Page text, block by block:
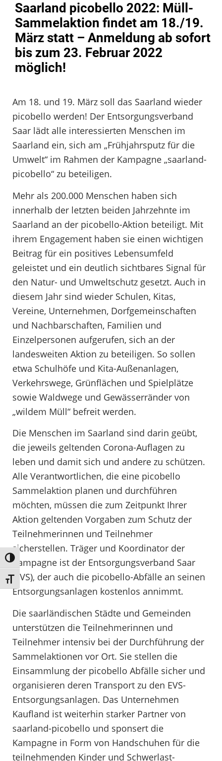
Umschalten auf hohe Kontraste
Schrift vergrößern
Saarland picobello 2022: Müll-
Sammelaktion findet am 18./19.
März statt – Anmeldung ab sofort
bis zum 23. Februar 2022
möglich!
Am 18. und 19. März soll das Saarland wieder
picobello werden! Der Entsorgungsverband
Saar lädt alle interessierten Menschen im
Saarland ein, sich am „Frühjahrsputz für die
Umwelt“ im Rahmen der Kampagne „saarland-
picobello“ zu beteiligen.
Mehr als 200.000 Menschen haben sich
innerhalb der letzten beiden Jahrzehnte im
Saarland an der picobello-Aktion beteiligt. Mit
ihrem Engagement haben sie einen wichtigen
Beitrag für ein positives Lebensumfeld
geleistet und ein deutlich sichtbares Signal für
den Natur- und Umweltschutz gesetzt. Auch in
diesem Jahr sind wieder Schulen, Kitas,
Vereine, Unternehmen, Dorfgemeinschaften
und Nachbarschaften, Familien und
Einzelpersonen aufgerufen, sich an der
landesweiten Aktion zu beteiligen. So sollen
etwa Schulhöfe und Kita-Außenanlagen,
Verkehrswege, Grünflächen und Spielplätze
sowie Waldwege und Gewässerränder von
„wildem Müll“ befreit werden.
Die Menschen im Saarland sind darin geübt,
die jeweils geltenden Corona-Auflagen zu
leben und damit sich und andere zu schützen.
Alle Verantwortlichen, die eine picobello
Sammelaktion planen und durchführen
möchten, müssen die zum Zeitpunkt Ihrer
Aktion geltenden Vorgaben zum Schutz der
Teilnehmerinnen und Teilnehmer
sicherstellen. Träger und Koordinator der
Kampagne ist der Entsorgungsverband Saar
(EVS), der auch die picobello-Abfälle an seinen
Entsorgungsanlagen kostenlos annimmt.
Die saarländischen Städte und Gemeinden
unterstützen die Teilnehmerinnen und
Teilnehmer intensiv bei der Durchführung der
Sammelaktionen vor Ort. Sie stellen die
Einsammlung der picobello Abfälle sicher und
organisieren deren Transport zu den EVS-
Entsorgungsanlagen. Das Unternehmen
Kaufland ist weiterhin starker Partner von
saarland-picobello und sponsert die
Kampagne in Form von Handschuhen für die
teilnehmenden Kinder und Schwerlast-